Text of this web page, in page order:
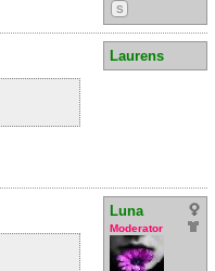
S
Laurens
Luna
Moderator